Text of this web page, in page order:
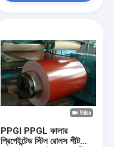
PPGI PPGL কালার
প্রিপেইন্টেড স্টিল রোলস শীট